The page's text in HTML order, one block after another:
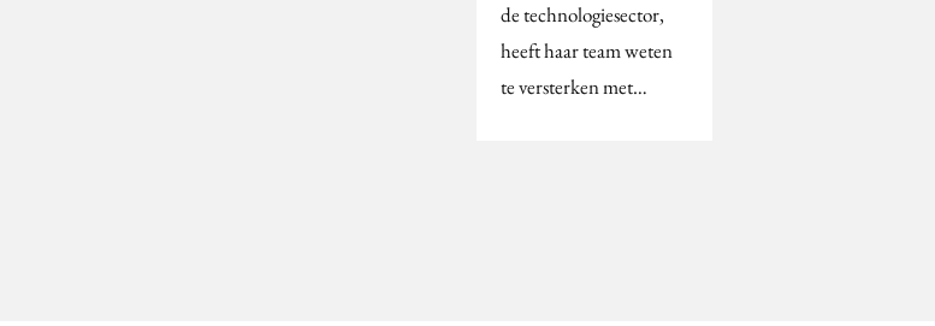
de technologiesector,
heeft haar team weten
te versterken met…